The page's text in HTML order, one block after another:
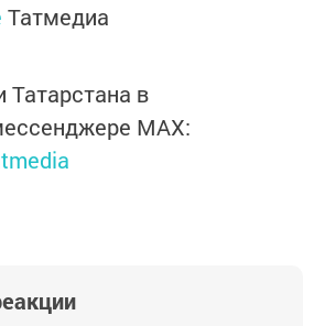
Татмедиа
Татарстана в
MАХ: